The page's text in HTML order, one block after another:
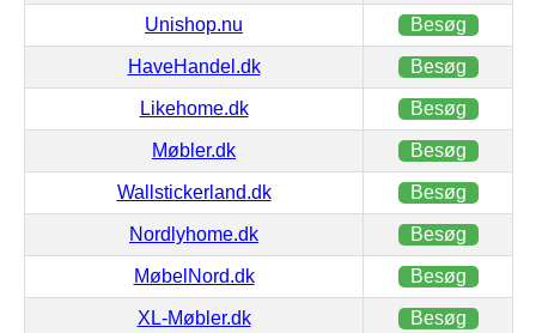
Unishop.nu Besøg
HaveHandel.dk Besøg
Likehome.dk Besøg
Møbler.dk Besøg
Wallstickerland.dk Besøg
Nordlyhome.dk Besøg
MøbelNord.dk Besøg
XL-Møbler.dk Besøg